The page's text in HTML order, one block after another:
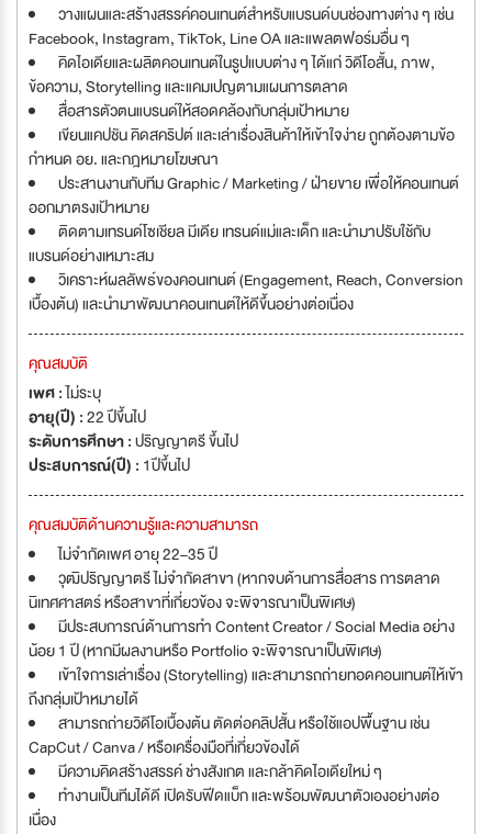
วางแผนและสร้างสรรค์คอนเทนต์สำหรับแบรนด์บนช่องทางต่าง ๆ เช่น
Facebook, Instagram, TikTok, Line OA และแพลตฟอร์มอื่น ๆ
คิดไอเดียและผลิตคอนเทนต์ในรูปแบบต่าง ๆ ได้แก่ วิดีโอสั้น, ภาพ,
ข้อความ, Storytelling และแคมเปญตามแผนการตลาด
สื่อสารตัวตนแบรนด์ให้สอดคล้องกับกลุ่มเป้าหมาย
เขียนแคปชัน คิดสคริปต์ และเล่าเรื่องสินค้าให้เข้าใจง่าย ถูกต้องตามข้อ
กำหนด อย. และกฎหมายโฆษณา
ประสานงานกับทีม Graphic / Marketing / ฝ่ายขาย เพื่อให้คอนเทนต์
ออกมาตรงเป้าหมาย
ติดตามเทรนด์โซเชียล มีเดีย เทรนด์แม่และเด็ก และนำมาปรับใช้กับ
แบรนด์อย่างเหมาะสม
วิเคราะห์ผลลัพธ์ของคอนเทนต์ (Engagement, Reach, Conversion
เบื้องต้น) และนำมาพัฒนาคอนเทนต์ให้ดีขึ้นอย่างต่อเนื่อง
คุณสมบัติ
เพศ :ไม่ระบุ
อายุ(ปี) :22 ปีขึ้นไป
ระดับการศึกษา :ปริญญาตรี ขึ้นไป
ประสบการณ์(ปี) : 1ปีขึ้นไป
คุณสมบัติด้านความรู้และความสามารถ
ไม่จำกัดเพศ อายุ 22–35 ปี
วุฒิปริญญาตรี ไม่จำกัดสาขา (หากจบด้านการสื่อสาร การตลาด
นิเทศศาสตร์ หรือสาขาที่เกี่ยวข้อง จะพิจารณาเป็นพิเศษ)
มีประสบการณ์ด้านการทำ Content Creator / Social Media อย่าง
น้อย 1 ปี (หากมีผลงานหรือ Portfolio จะพิจารณาเป็นพิเศษ)
เข้าใจการเล่าเรื่อง (Storytelling) และสามารถถ่ายทอดคอนเทนต์ให้เข้า
ถึงกลุ่มเป้าหมายได้
สามารถถ่ายวิดีโอเบื้องต้น ตัดต่อคลิปสั้น หรือใช้แอปพื้นฐาน เช่น
CapCut / Canva / หรือเครื่องมือที่เกี่ยวข้องได้
มีความคิดสร้างสรรค์ ช่างสังเกต และกล้าคิดไอเดียใหม่ ๆ
ทำงานเป็นทีมได้ดี เปิดรับฟีดแบ็ก และพร้อมพัฒนาตัวเองอย่างต่อ
เนื่อง